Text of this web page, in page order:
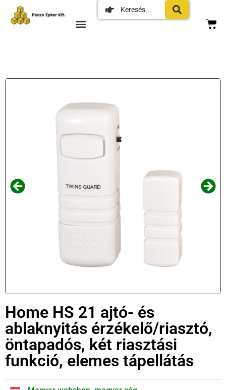
Home HS 21 ajtó- és
ablaknyitás érzékelő/riasztó,
öntapadós, két riasztási
funkció, elemes tápellátás